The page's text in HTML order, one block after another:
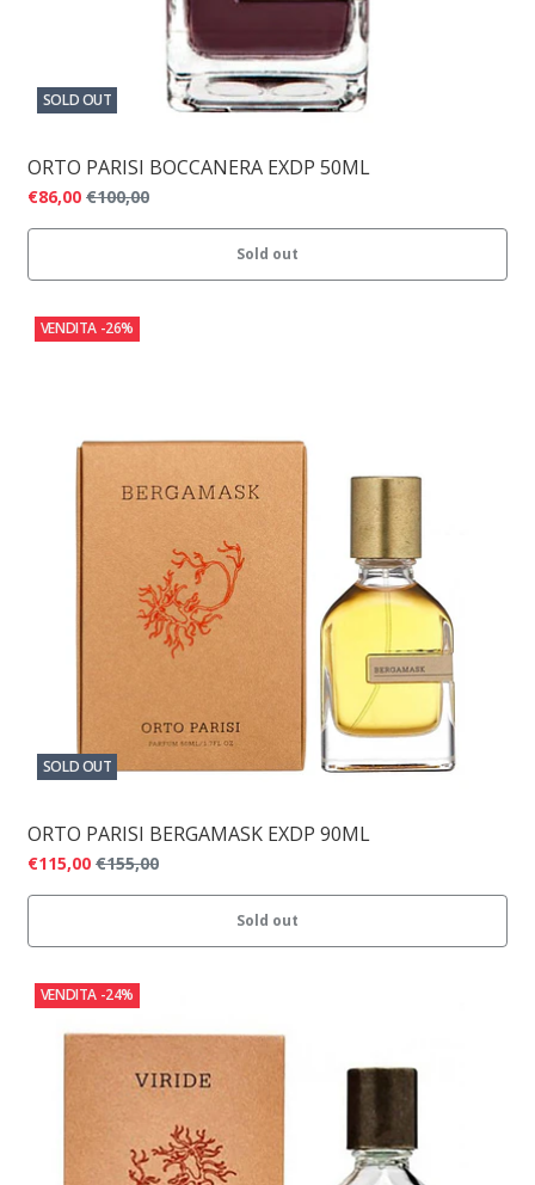
SOLD OUT
ORTO PARISI BOCCANERA EXDP 50ML
€86,00 €100,00
Sold out
VENDITA -26%
SOLD OUT
ORTO PARISI BERGAMASK EXDP 90ML
€115,00 €155,00
Sold out
VENDITA -24%